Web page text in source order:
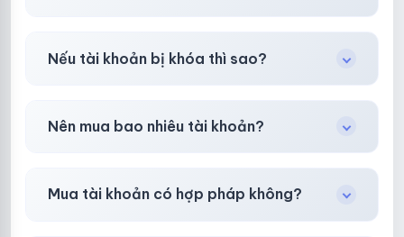
ưu tiên chất lượng, bảo hành hơn là giá rẻ nhất.
Nếu tài khoản bị khóa thì sao?
trợ đổi mới hoặc hoàn 100%.
Nên mua bao nhiêu tài khoản?
phòng.
Mua tài khoản có hợp pháp không?